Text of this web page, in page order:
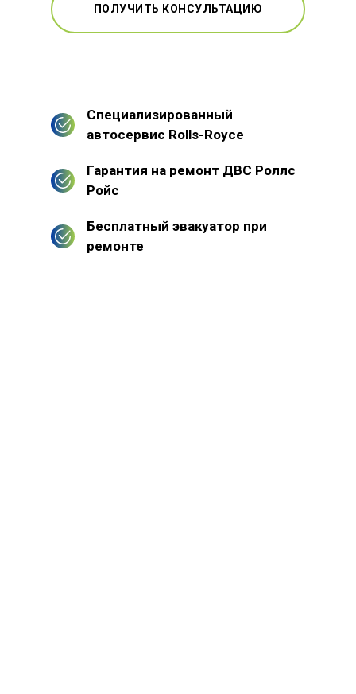
ПОЛУЧИТЬ КОНСУЛЬТАЦИЮ
Специализированный
автосервис Rolls-Royce
Гарантия на ремонт ДВС Роллс
Ройс
Бесплатный эвакуатор при
ремонте